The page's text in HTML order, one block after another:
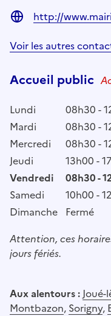
http://
Voir les autres
Accueil public
Lundi
08h30 -
Mardi
08h30 -
Mercredi
08h30 -
Jeudi
13h00 -
Vendredi
08h30 -
Samedi
10h00 -
Dimanche Fermé
Attention, ces
jours fériés.
Aux alentours : Joué-
Montbazon, Sorigny,